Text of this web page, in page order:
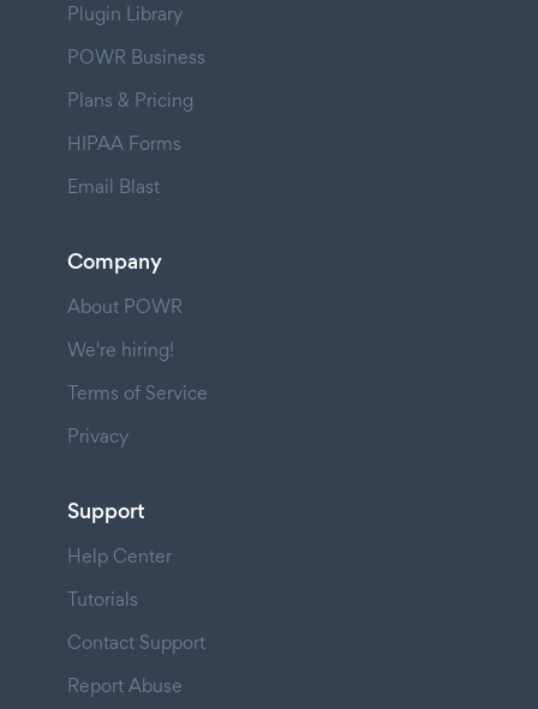
Plugin Library
POWR Business
Plans & Pricing
HIPAA Forms
Email Blast
Company
About POWR
We're hiring!
Terms of Service
Privacy
Support
Help Center
Tutorials
Contact Support
Report Abuse